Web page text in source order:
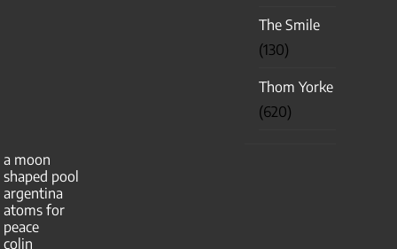
The Smile
(130)
Thom Yorke
(620)
a moon
shaped pool
argentina
atoms for
peace
colin